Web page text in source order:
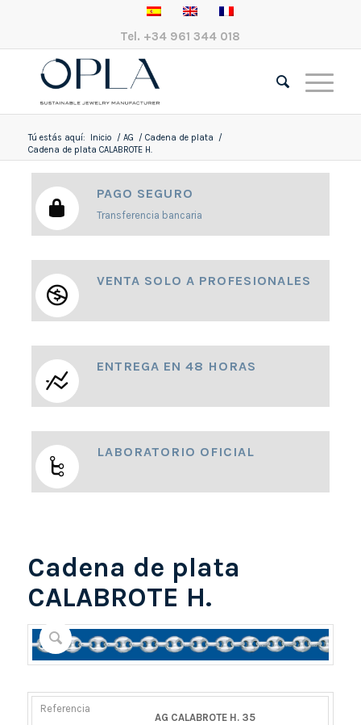
Tel. +34 961 344 018
Tú estás aquí: Inicio / AG / Cadena de plata
/
Cadena de plata CALABROTE H.
PAGO SEGURO
Transferencia bancaria
VENTA SOLO A PROFESIONALES
ENTREGA EN 48 HORAS
LABORATORIO OFICIAL
Cadena de plata
CALABROTE H.
REFERENCIA
PESO
DIÁMETRO/ANCHO
AG CALABROTE H. 35